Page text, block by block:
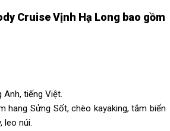
Cruise Vịnh Hạ Long bao gồm
Anh, tiếng Việt.
hang Sửng Sốt, chèo kayaking, tắm biển
leo núi.